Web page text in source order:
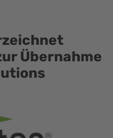
Übernahme